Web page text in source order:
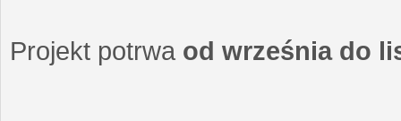
Projekt potrwa od września do